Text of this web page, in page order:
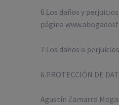
6.Los daños y
página
7.Los daños o
6.PROTECCIÓN DE
Agustín Zamarro